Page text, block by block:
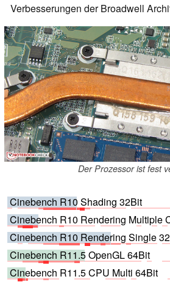
Verbesserungen der Broadwell
Der Prozessor ist fest
Cinebench R10 Shading 32Bit
Cinebench R10 Rendering Multiple
Cinebench R10 Rendering Single
Cinebench R11.5 OpenGL 64Bit
Cinebench R11.5 CPU Multi 64Bit